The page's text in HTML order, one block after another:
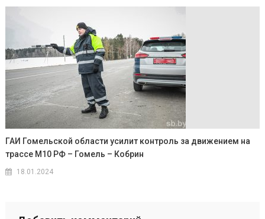
ГАИ Гомельской области усилит контроль за движением на
трассе М10 РФ – Гомель – Кобрин
18.01.2024